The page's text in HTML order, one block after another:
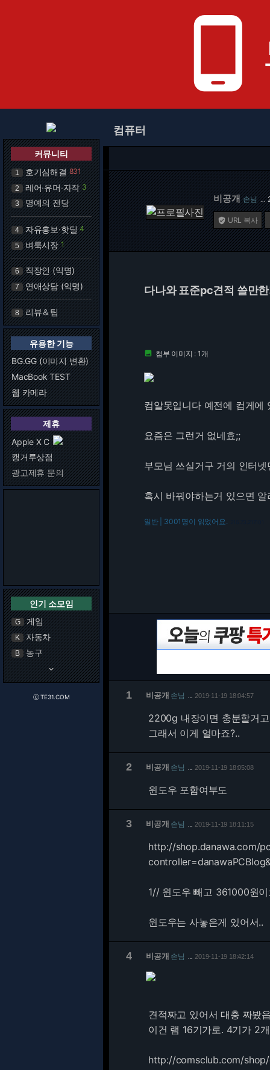
phone_android
커뮤니티
1 호기심해결 831
2 레어·유머·자작 3
3 명예의 전당
4 자유홍보·핫딜 4
5 벼룩시장 1
6 직장인 (익명)
7 연애상담 (익명)
8 리뷰＆팁
유용한 기능
BG.GG (이미지 변환)
MacBook TEST
웹 카메라
제휴
Apple X C
캥거루상점
광고제휴 문의
인기 소모임
G 게임
K 자동차
B 농구
keyboard_arrow_down
ⓒ TE31.COM
컴퓨터
비공개 손님 …
 URL 복사
다나와 표준pc견적 쓸만
 첨부 이미지 : 1개
컴알못입니다 예전에 컴게에
요즘은 그런거 없네효;;
부모님 쓰실거구 거의 인터
혹시 바꿔야하는거 있으면
일반 | 3001명이 읽었어요.
1 비공개 손님 2019-11-19 18:04:57
2200g 내장이면 충분할거
그래서 이게 얼마죠?..
2 비공개 손님 2019-11-19 18:05:08
윈도우 포함여부도
3 비공개 손님 2019-11-19 18:11:15
http://shop.danawa.com/
1// 윈도우 빼고 361000원
윈도우는 사놓은게 있어서..
4 비공개 손님 2019-11-19 18:42:14
견적짜고 있어서 대충 짜봤
이건 램 16기가로. 4기가 2
http://comsclub.com/